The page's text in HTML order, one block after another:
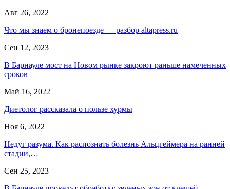
Авг 26, 2022
Что мы знаем о бронепоезде — разбор altapress.ru
Сен 12, 2023
В Барнауле мост на Новом рынке закроют раньше намеченных
сроков
Май 16, 2022
Диетолог рассказала о пользе хурмы
Ноя 6, 2022
Недуг разума. Как распознать болезнь Альцгеймера на ранней
стадии,…
Сен 25, 2023